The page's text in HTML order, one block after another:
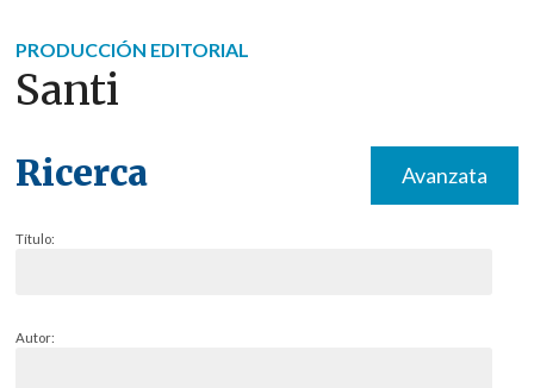
Dónde estamos
Noticias
PRODUCCIÓN EDITORIAL
Santi
Ricerca Avanzata
Título:
Autor: